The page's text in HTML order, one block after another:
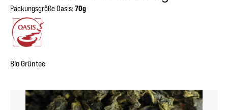
Packungsgröße Oasis:70g
Bio Grüntee
Bildergalerie überspringen